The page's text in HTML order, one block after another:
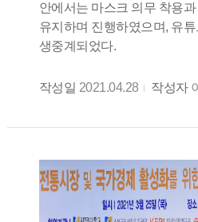
안에서는 마스크 의무 착용
유지하며 진행하였으며, 유
생중계되었다.
작성일 2021.04.28 작성자